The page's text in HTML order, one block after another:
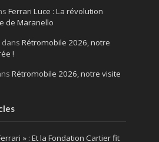
Ferrari Luce : La révolution
de Maranello
dans Rétromobile 2026, notre
!
Rétromobile 2026, notre visite
» : Et la Fondation Cartier fit